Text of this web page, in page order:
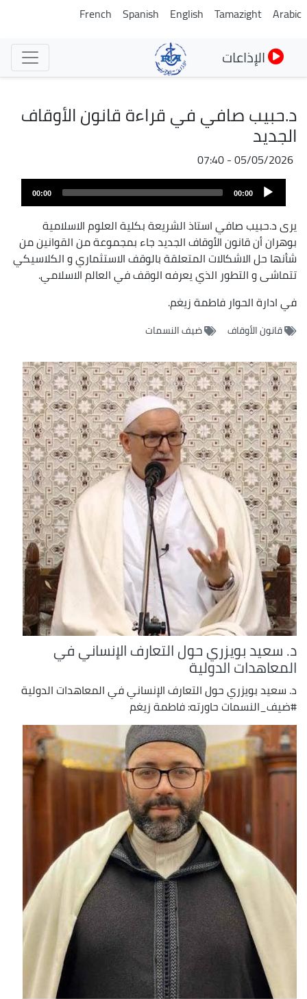
تجاوز
Arabic
Tamazight
English
Spanish
French
الإذاعات
د.حبيب صافي في قراءة قانون الأوقاف
الجديد
05/05/2026 - 07:40
ملف
الصوت
Audio
Player
00:00
00:00
يرى د.حبيب صافي استاذ الشريعة بكلية العلوم الاسلامية
بوهران أن قانون الأوقاف الجديد جاء بمجموعة من القوانين من
شأنها حل الاشكالات المتعلقة بالوقف الاستثماري و الكلاسيكي
تتماشى و التطور الذي يعرفه الوقف في العالم الاسلامي.
في ادارة الحوار فاطمة زيغم.
قانون الأوقاف ضيف النسمات
د. سعيد بويزري حول التعارف الإنساني في
المعاهدات الدولية
د. سعيد بويزري حول التعارف الإنساني في المعاهدات الدولية
#ضيف_النسمات حاورته: فاطمة زيغم